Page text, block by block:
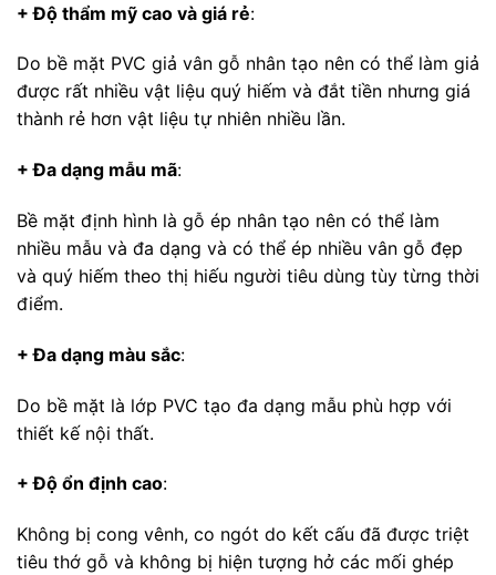
+ Độ thẩm mỹ cao và giá rẻ:
Do bề mặt PVC giả vân gỗ nhân tạo nên có thể làm giả
được rất nhiều vật liệu quý hiếm và đắt tiền nhưng giá
thành rẻ hơn vật liệu tự nhiên nhiều lần.
+ Đa dạng mẫu mã:
Bề mặt định hình là gỗ ép nhân tạo nên có thể làm
nhiều mẫu và đa dạng và có thể ép nhiều vân gỗ đẹp
và quý hiếm theo thị hiếu người tiêu dùng tùy từng thời
điểm.
+ Đa dạng màu sắc:
Do bề mặt là lớp PVC tạo đa dạng mẫu phù hợp với
thiết kế nội thất.
+ Độ ổn định cao:
Không bị cong vênh, co ngót do kết cấu đã được triệt
tiêu thớ gỗ và không bị hiện tượng hở các mối ghép